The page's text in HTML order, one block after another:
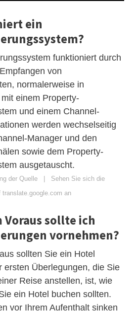
ein
funktioniert durch
von
normalerweise in
einem Property-
und einem Channel-
werden wechselseitig
Manager und den
sowie dem Property-
ausgetauscht.
der Quelle | Sehen Sie sich die
an
Voraus sollte ich
vornehmen?
sollten Sie ein Hotel
ersten Überlegungen, die Sie
Reise anstellen, ist, wie
ein Hotel buchen sollten.
vor Ihrem Aufenthalt sinken